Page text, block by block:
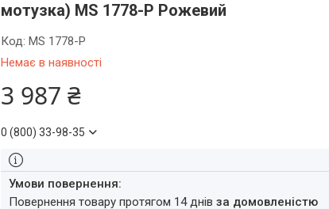
мотузка) MS 1778-P Рожевий
Немає в наявності
Код: MS 1778-P
3 987 ₴
0 (800) 33-98-35
повернення товару протягом 14 днів за домовленістю